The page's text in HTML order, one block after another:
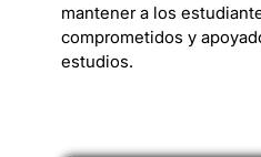
mantener a los
comprometidos y
estudios.